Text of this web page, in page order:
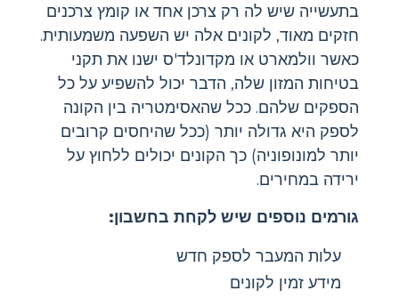
בתעשייה שיש לה רק צרכן אחד או קומץ צרכנים
חזקים מאוד, לקונים אלה יש השפעה משמעותית.
כאשר וולמארט או מקדונלד'ס ישנו את תקני
בטיחות המזון שלה, הדבר יכול להשפיע על כל
הספקים שלהם. ככל שהאסימטריה בין הקונה
לספק היא גדולה יותר (ככל שהיחסים קרובים
יותר למונופוניה) כך הקונים יכולים ללחוץ על
ירידה במחירים.
גורמים נוספים שיש לקחת בחשבון:
עלות המעבר לספק חדש
מידע זמין לקונים